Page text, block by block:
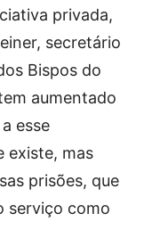
privada,
secretário
Bispos do
aumentado
esse
existe, mas
prisões, que
serviço como